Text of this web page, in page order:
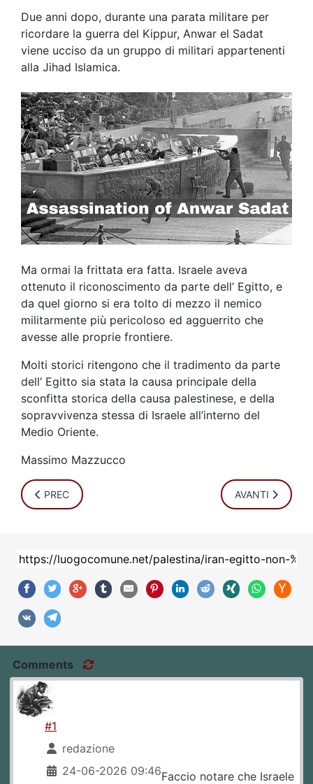
Due anni dopo, durante una parata militare per
ricordare la guerra del Kippur, Anwar el Sadat
viene ucciso da un gruppo di militari appartenenti
alla Jihad Islamica.
Ma ormai la frittata era fatta. Israele aveva
ottenuto il riconoscimento da parte dell’ Egitto, e
da quel giorno si era tolto di mezzo il nemico
militarmente più pericoloso ed agguerrito che
avesse alle proprie frontiere.
Molti storici ritengono che il tradimento da parte
dell’ Egitto sia stata la causa principale della
sconfitta storica della causa palestinese, e della
sopravvivenza stessa di Israele all’interno del
Medio Oriente.
Massimo Mazzucco
ARTICOLO PRECEDENTE: L' UNICA DEMOCRAZIA DEL
PREC ARTICOLO
AVANTI
Comments
#1
redazione
24-06-2026 09:46Faccio notare che Israele